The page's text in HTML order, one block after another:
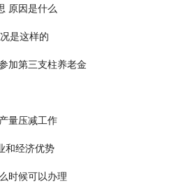
原因是什么
是这样的
加第三支柱养老金
量压减工作
和经济优势
时候可以办理